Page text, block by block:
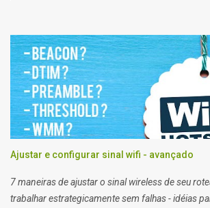
servidores via SSH (que pessoalmente odeio), e
clientes eu consigo, e em outros não. Segundo a
residencial as portas 21 e 22, 25, 53, 80, 110,
445, 587, e 434, são bloqueadas para usuários
de outra forma eu teria que trocar meu plano
Ajustar e configurar sinal wifi - avançado
7 maneiras de ajustar o sinal wireless de seu
trabalhar estrategicamente sem falhas - idéias